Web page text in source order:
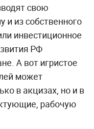
свою
и из собственного
инвестиционное
РФ
А вот игристое
может
в акцизах, но и в
рабочую